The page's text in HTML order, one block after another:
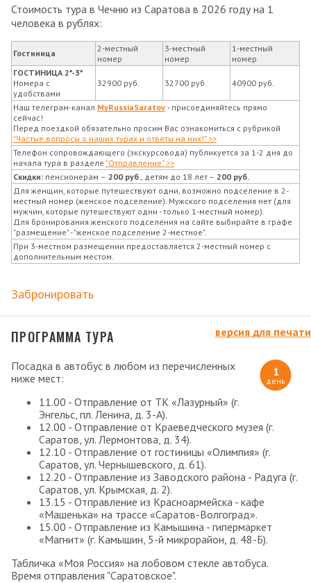
Стоимость тура в Чечню из Саратова в 2026 году на 1
человека в рублях:
Гостиница
2-местный
номер
3-местный
номер
1-местный
номер
ГОСТИНИЦА 2*-3*
Номера с
удобствами
32900 руб. 32700 руб. 40900 руб.
Наш телеграм-канал MyRussiaSaratov - присоединяйтесь прямо
сейчас!
Перед поездкой обязательно просим Вас ознакомиться с рубрикой
"Частые вопросы о наших турах и ответы на них!" >>
Телефон сопровождающего (экскурсовода) публикуется за 1-2 дня до
начала тура в разделе "Отправление" >>
Скидки: пенсионерам – 200 руб., детям до 18 лет – 200 руб.
Для женщин, которые путешествуют одни, возможно подселение в 2-
местный номер (женское подселение). Мужского подселения нет (для
мужчин, которые путешествуют одни - только 1-местный номер).
Для бронирования женского подселения на сайте выбирайте в графе
"размещение" - "женское подселение 2-местное".
При 3-местном размещении предоставляется 2-местный номер с
дополнительным местом.
Забронировать
ПРОГРАММА ТУРА версия для печати
1
день
Посадка в автобус в любом из перечисленных
ниже мест:
11.00 - Отправление от ТК «Лазурный» (г.
Энгельс, пл. Ленина, д. 3-А).
12.00 - Отправление от Краеведческого музея (г.
Саратов, ул. Лермонтова, д. 34).
12.10 - Отправление от гостиницы «Олимпия» (г.
Саратов, ул. Чернышевского, д. 61).
12.20 - Отправление из Заводского района - Радуга (г.
Саратов, ул. Крымская, д. 2).
13.15 - Отправление из Красноармейска - кафе
«Машенька» на трассе «Саратов-Волгоград».
15.00 - Отправление из Камышина - гипермаркет
«Магнит» (г. Камышин, 5-й микрорайон, д. 48-Б).
Табличка «Моя Россия» на лобовом стекле автобуса.
Время отправления "Саратовское".